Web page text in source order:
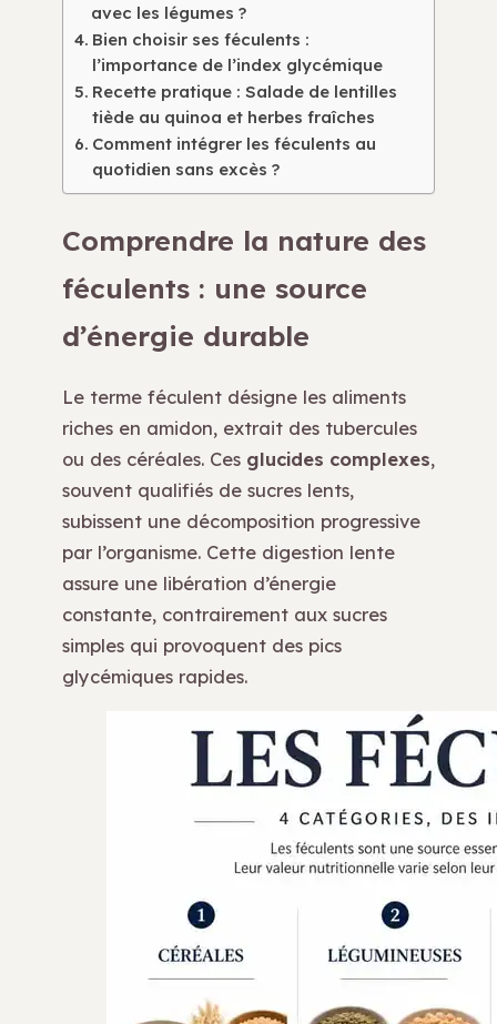
avec les légumes ?
Bien choisir ses féculents :
l’importance de l’index glycémique
Recette pratique : Salade de lentilles
tiède au quinoa et herbes fraîches
Comment intégrer les féculents au
quotidien sans excès ?
Comprendre la nature des
féculents : une source
d’énergie durable
Le terme féculent désigne les aliments
riches en amidon, extrait des tubercules
ou des céréales. Ces glucides complexes,
souvent qualifiés de sucres lents,
subissent une décomposition progressive
par l’organisme. Cette digestion lente
assure une libération d’énergie
constante, contrairement aux sucres
simples qui provoquent des pics
glycémiques rapides.